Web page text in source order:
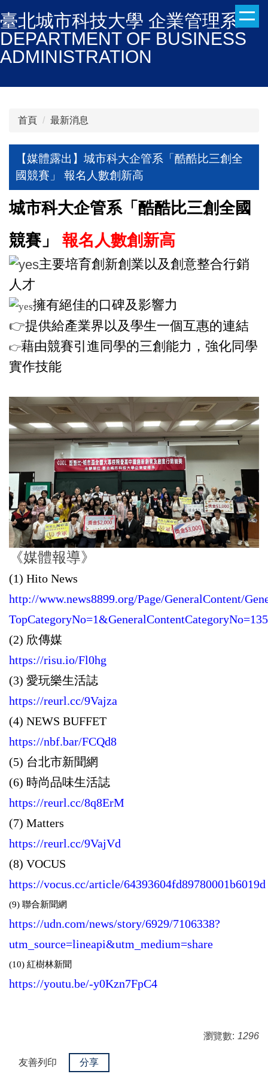
到
主
要
臺北城市科技大學 企業管理系
DEPARTMENT OF BUSINESS
ADMINISTRATION
首頁 最新消息
【媒體露出】城市科大企管系「酷酷比三創全
國競賽」 報名人數創新高
城市科大企管系「酷酷比三創全國
競賽」 報名人數創新高
主要培育創新創業以及創意整合行銷
人才
擁有絕佳的口碑及影響力
👉提供給產業界以及學生一個互惠的連結
👉藉由競賽引進同學的三創能力，強化同學
實作技能
《媒體報導》
(1) Hito News
http://www.news8899.org/Page/GeneralContent/
(2) 欣傳媒
https://risu.io/Fl0hg
(3) 愛玩樂生活誌
https://reurl.cc/9Vajza
(4) NEWS BUFFET
https://nbf.bar/FCQd8
(5) 台北市新聞網
(6) 時尚品味生活誌
https://reurl.cc/8q8ErM
(7) Matters
https://reurl.cc/9VajVd
(8) VOCUS
https://vocus.cc/article/64393604fd89780001b6019d
(9) 聯合新聞網
https://udn.com/news/story/6929/7106338?
utm_source=lineapi&utm_medium=share
(10) 紅樹林新聞
https://youtu.be/-y0Kzn7FpC4
瀏覽數: 1296
友善列印 分享